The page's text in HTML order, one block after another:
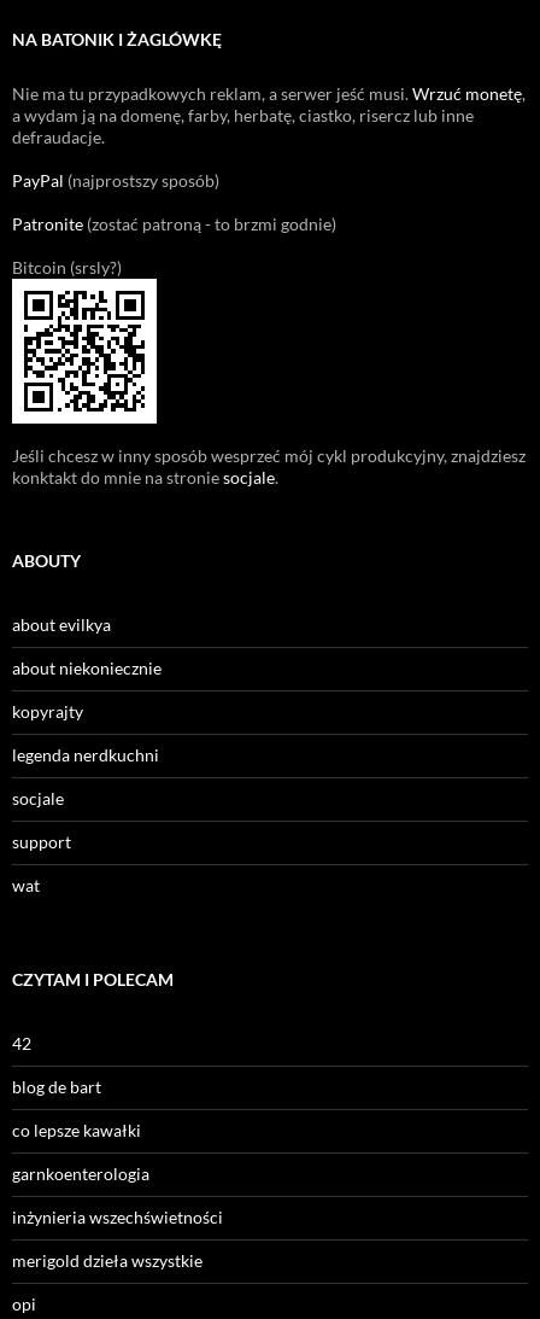
NA BATONIK I ŻAGLÓWKĘ
Nie ma tu przypadkowych reklam, a serwer jeść musi.Wrzuć monetę,
a wydam ją na domenę, farby, herbatę, ciastko, risercz lub inne
defraudacje.
PayPal (najprostszy sposób)
Patronite (zostać patroną - to brzmi godnie)
Bitcoin (srsly?)
Jeśli chcesz w inny sposób wesprzeć mój cykl produkcyjny, znajdziesz
konktakt do mnie na stroniesocjale.
ABOUTY
about evilkya
about niekoniecznie
kopyrajty
legenda nerdkuchni
socjale
support
wat
CZYTAM I POLECAM
42
blog de bart
co lepsze kawałki
garnkoenterologia
inżynieria wszechświetności
merigold dzieła wszystkie
opi